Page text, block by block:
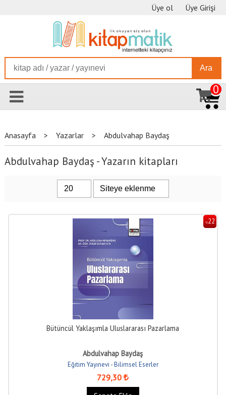
Üye ol Üye Girişi
Ara
0
Anasayfa > Yazarlar > Abdulvahap Baydaş
Abdulvahap Baydaş - Yazarın kitapları
%22
Bütüncül Yaklaşımla Uluslararası Pazarlama
Abdulvahap Baydaş
Eğitim Yayınevi - Bilimsel Eserler
729,30